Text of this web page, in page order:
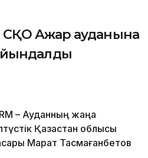
Ақжар ауданына
– Ауданның жаңа
Қазақстан облысы
Марат Тасмағанбетов